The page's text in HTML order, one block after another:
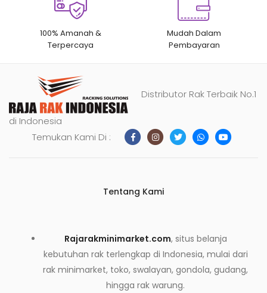
100% Amanah &
Terpercaya
Mudah Dalam
Pembayaran
Distributor Rak Terbaik No.1
di Indonesia
Temukan Kami Di :
Tentang Kami
Rajarakminimarket.com, situs belanja
kebutuhan rak terlengkap di Indonesia, mulai dari
rak minimarket, toko, swalayan, gondola, gudang,
hingga rak warung.